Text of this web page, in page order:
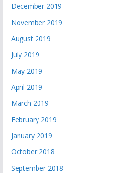
December 2019
November 2019
August 2019
July 2019
May 2019
April 2019
March 2019
February 2019
January 2019
October 2018
September 2018